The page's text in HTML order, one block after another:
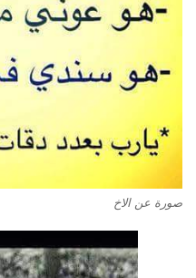
صورة عن الاخ